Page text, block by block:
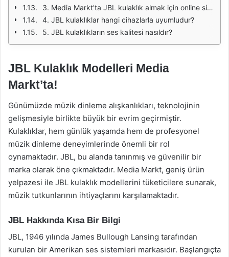
3. Media Markt'ta JBL kulaklık almak için online sipariş verebilir miyim?
4. JBL kulaklıklar hangi cihazlarla uyumludur?
5. JBL kulaklıkların ses kalitesi nasıldır?
JBL Kulaklık Modelleri Media
Markt’ta!
Günümüzde müzik dinleme alışkanlıkları, teknolojinin
gelişmesiyle birlikte büyük bir evrim geçirmiştir.
Kulaklıklar, hem günlük yaşamda hem de profesyonel
müzik dinleme deneyimlerinde önemli bir rol
oynamaktadır. JBL, bu alanda tanınmış ve güvenilir bir
marka olarak öne çıkmaktadır. Media Markt, geniş ürün
yelpazesi ile JBL kulaklık modellerini tüketicilere sunarak,
müzik tutkunlarının ihtiyaçlarını karşılamaktadır.
JBL Hakkında Kısa Bir Bilgi
JBL, 1946 yılında James Bullough Lansing tarafından
kurulan bir Amerikan ses sistemleri markasıdır. Başlangıçta